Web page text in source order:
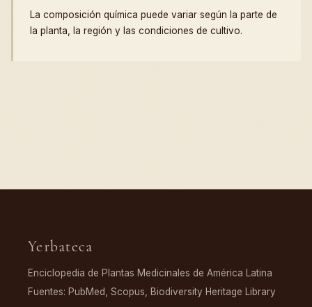
La composición química puede variar según la parte de
la planta, la región y las condiciones de cultivo.
Yerbateca
Enciclopedia de Plantas Medicinales de América Latina
Fuentes: PubMed, Scopus, Biodiversity Heritage Library